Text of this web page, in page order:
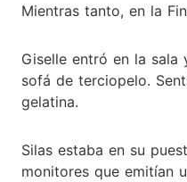
Mientras tanto, en la
Giselle entró en la sala
sofá de terciopelo.
gelatina.
Silas estaba en su
monitores que emitían